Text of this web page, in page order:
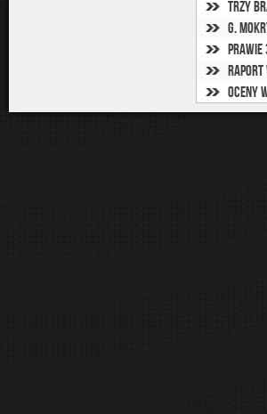
Trzy
G.
Prawie
Raport
Oceny